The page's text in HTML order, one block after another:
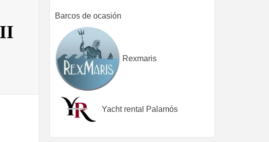
Barcos de ocasión
Rexmaris
Yacht rental Palamós